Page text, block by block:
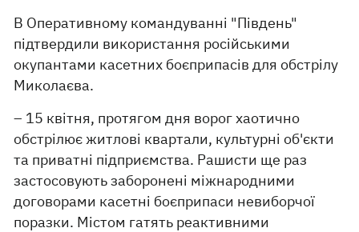
В Оперативному командуванні "Південь"
підтвердили використання російськими
окупантами касетних боєприпасів для обстрілу
Миколаєва.
– 15 квітня, протягом дня ворог хаотично
обстрілює житлові квартали, культурні об'єкти
та приватні підприємства. Рашисти ще раз
застосовують заборонені міжнародними
договорами касетні боєприпаси невиборчої
поразки. Містом гатять реактивними